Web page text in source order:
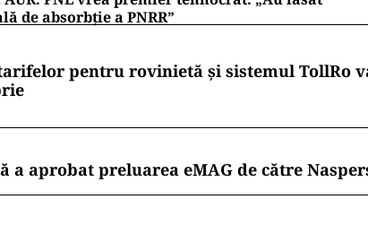
în două săptămâni să plătim Ajutoarelor
PD-04 privind înverzirea”
toate știrile? Urmărește Puterea.ro și pe